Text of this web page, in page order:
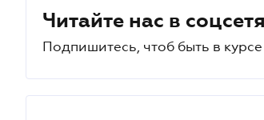
Читайте нас в
Подпишитесь, чтоб быть в